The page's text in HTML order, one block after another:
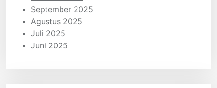
September 2025
Agustus 2025
Juli 2025
Juni 2025